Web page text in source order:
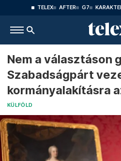
TELEX AFTER G7
Nem a választáson
Szabadságpárt
kormányalakításra
KÜLFÖLD